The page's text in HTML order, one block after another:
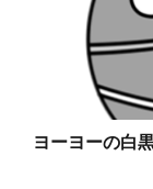
ヨーヨーの白